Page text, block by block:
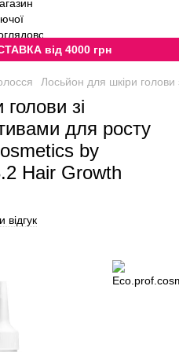
від 4000 грн
Лосьйон для шкіри
зі
для росту
by
Hair Growth
відгук